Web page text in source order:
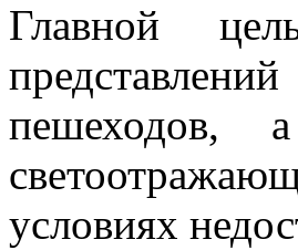
Главной
пешеходов,
условиях